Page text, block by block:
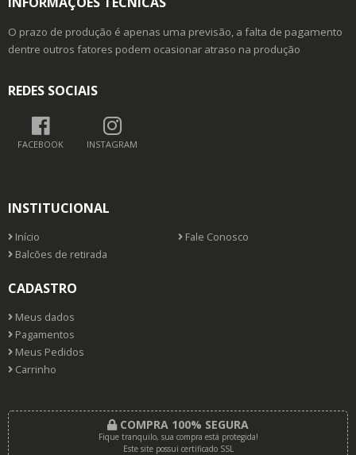
O prazo de produção é apenas uma previsão, a falta de pagamento
dentre outros fatores podem ocasionar atraso na produção
REDES SOCIAIS
FACEBOOK INSTAGRAM
INSTITUCIONAL
Início
Fale Conosco
Balcões de retirada
CADASTRO
Meus dados
Pagamentos
Meus Pedidos
Carrinho
COMPRA 100% SEGURA
Fique tranquilo, sua compra está protegida!
Este site possui certificado SSL